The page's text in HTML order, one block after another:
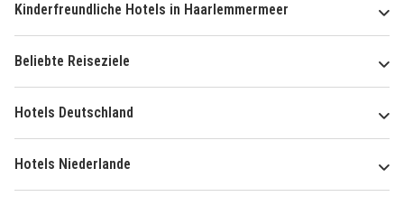
Kinderfreundliche Hotels in Haarlemmermeer
Beliebte Reiseziele
Hotels Deutschland
Hotels Niederlande